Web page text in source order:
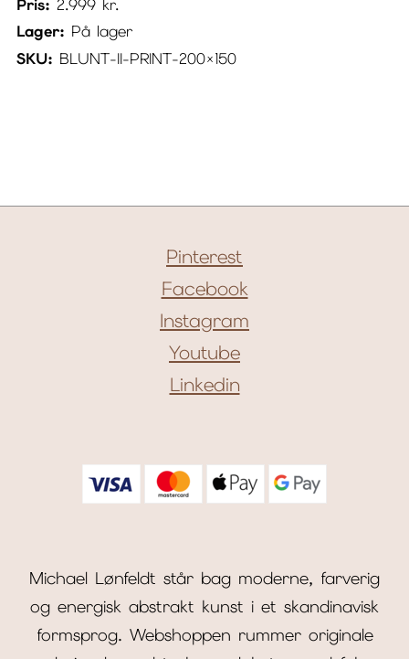
Pris: 2.999 kr.
Lager: På lager
SKU: BLUNT-II-PRINT-200×150
Pinterest
Facebook
Instagram
Youtube
Linkedin
Michael Lønfeldt står bag moderne, farverig
og energisk abstrakt kunst i et skandinavisk
formsprog. Webshoppen rummer originale